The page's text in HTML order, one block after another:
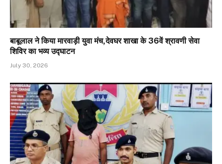
बाबूलाल ने किया मारवाड़ी युवा मंच,देवघर शाखा के 36वें श्रावणी सेवा
शिविर का भव्य उद्घाटन
July 30, 2026